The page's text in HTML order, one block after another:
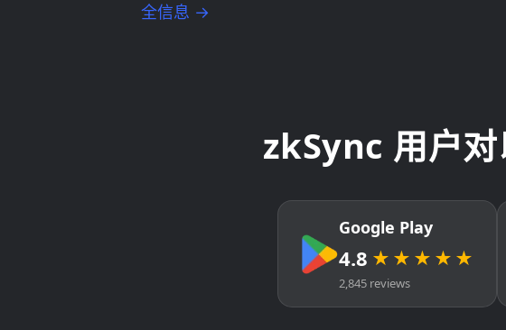
全信息 →
zkSync 用户
Google Play
4.8 ★★★★★
2,845 reviews